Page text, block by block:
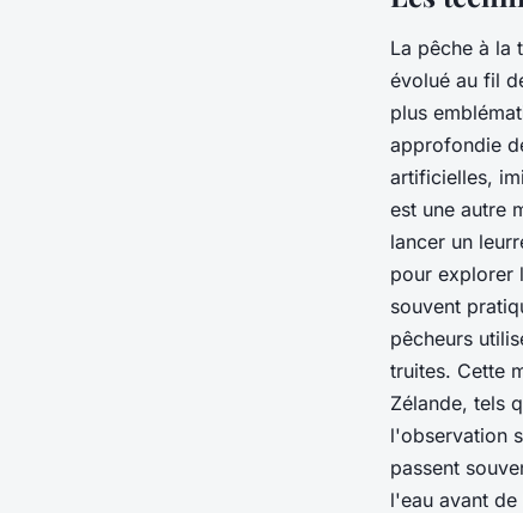
La pêche à la
évolué au fil
plus
approfondie
artificielles,
est une autre
lancer un
pour explorer
souvent
pêcheurs
truites. Cette
Zélande, tels
l'observation
passent
l'eau avant